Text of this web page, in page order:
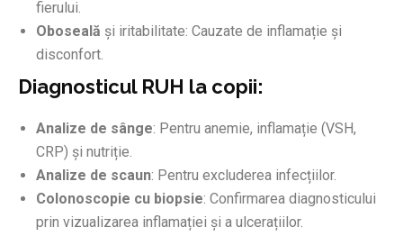
fierului.
Oboseală și iritabilitate: Cauzate de inflamație și
disconfort.
Diagnosticul RUH la copii:
Analize de sânge: Pentru anemie, inflamație (VSH,
CRP) și nutriție.
Analize de scaun: Pentru excluderea infecțiilor.
Colonoscopie cu biopsie: Confirmarea diagnosticului
prin vizualizarea inflamației și a ulcerațiilor.